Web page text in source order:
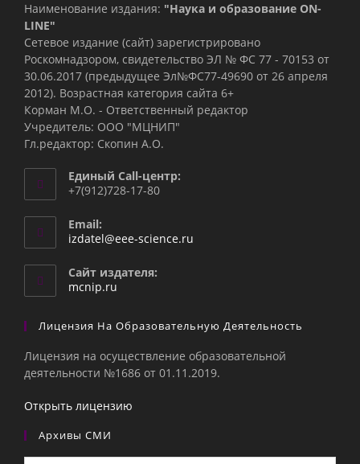
Наименование издания: "Наука и образование ON-
LINE"
Сетевое издание (сайт) зарегистрировано
Роскомнадзором, свидетельство ЭЛ № ФС 77 - 70153 от
30.06.2017 (предыдущее Эл№ФC77-49690 от 26 апреля
2012). Возрастная категория сайта 6+
Корман М.О. - Ответственный редактор
Учредитель: ООО "МЦНИП"
Гл.редактор: Скопин А.О.
Единый Call-центр:
+7(912)728-17-80
Email:
izdatel@eee-science.ru
Сайт издателя:
mcnip.ru
Лицензия На Образовательную Деятельность
Лицензия на осуществление образовательной
деятельности №1686 от 01.11.2019.
Открыть лицензию
Архивы СМИ